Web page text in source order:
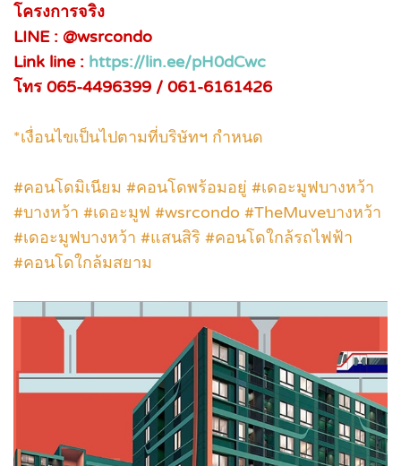
โครงการจริง
LINE : @wsrcondo
Link line : https://lin.ee/pH0dCwc
โทร 065-4496399 / 061-6161426
*เงื่อนไขเป็นไปตามที่บริษัทฯ กำหนด
#คอนโดมิเนียม #คอนโดพร้อมอยู่ #เดอะมูฟบางหว้า
#บางหว้า #เดอะมูฟ #wsrcondo #TheMuveบางหว้า
#เดอะมูฟบางหว้า #แสนสิริ #คอนโดใกล้รถไฟฟ้า
#คอนโดใกล้มสยาม